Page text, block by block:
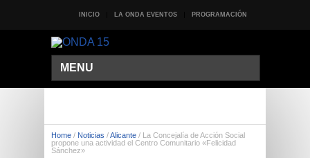
INICIO LA ONDA EVENTOS PROGRAMACIÓN
MENU
Home / Noticias /Alicante / La Concejalía de Acción Social
propone una actividad el Centro Comunitario «Felicidad
Sánchez»